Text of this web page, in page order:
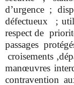
d’urgence ;
défectueux ;
respect de
passages
croisements
manœuvres
contravention